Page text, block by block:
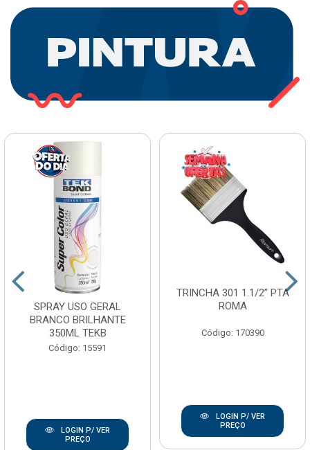
SPRAY USO GERAL
BRANCO BRILHANTE
350ML TEKB
Código: 15591
LOGIN P/ VER
PREÇO
TRINCHA 301 1.1/2” PTA
ROMA
Código: 170390
LOGIN P/ VER
PREÇO